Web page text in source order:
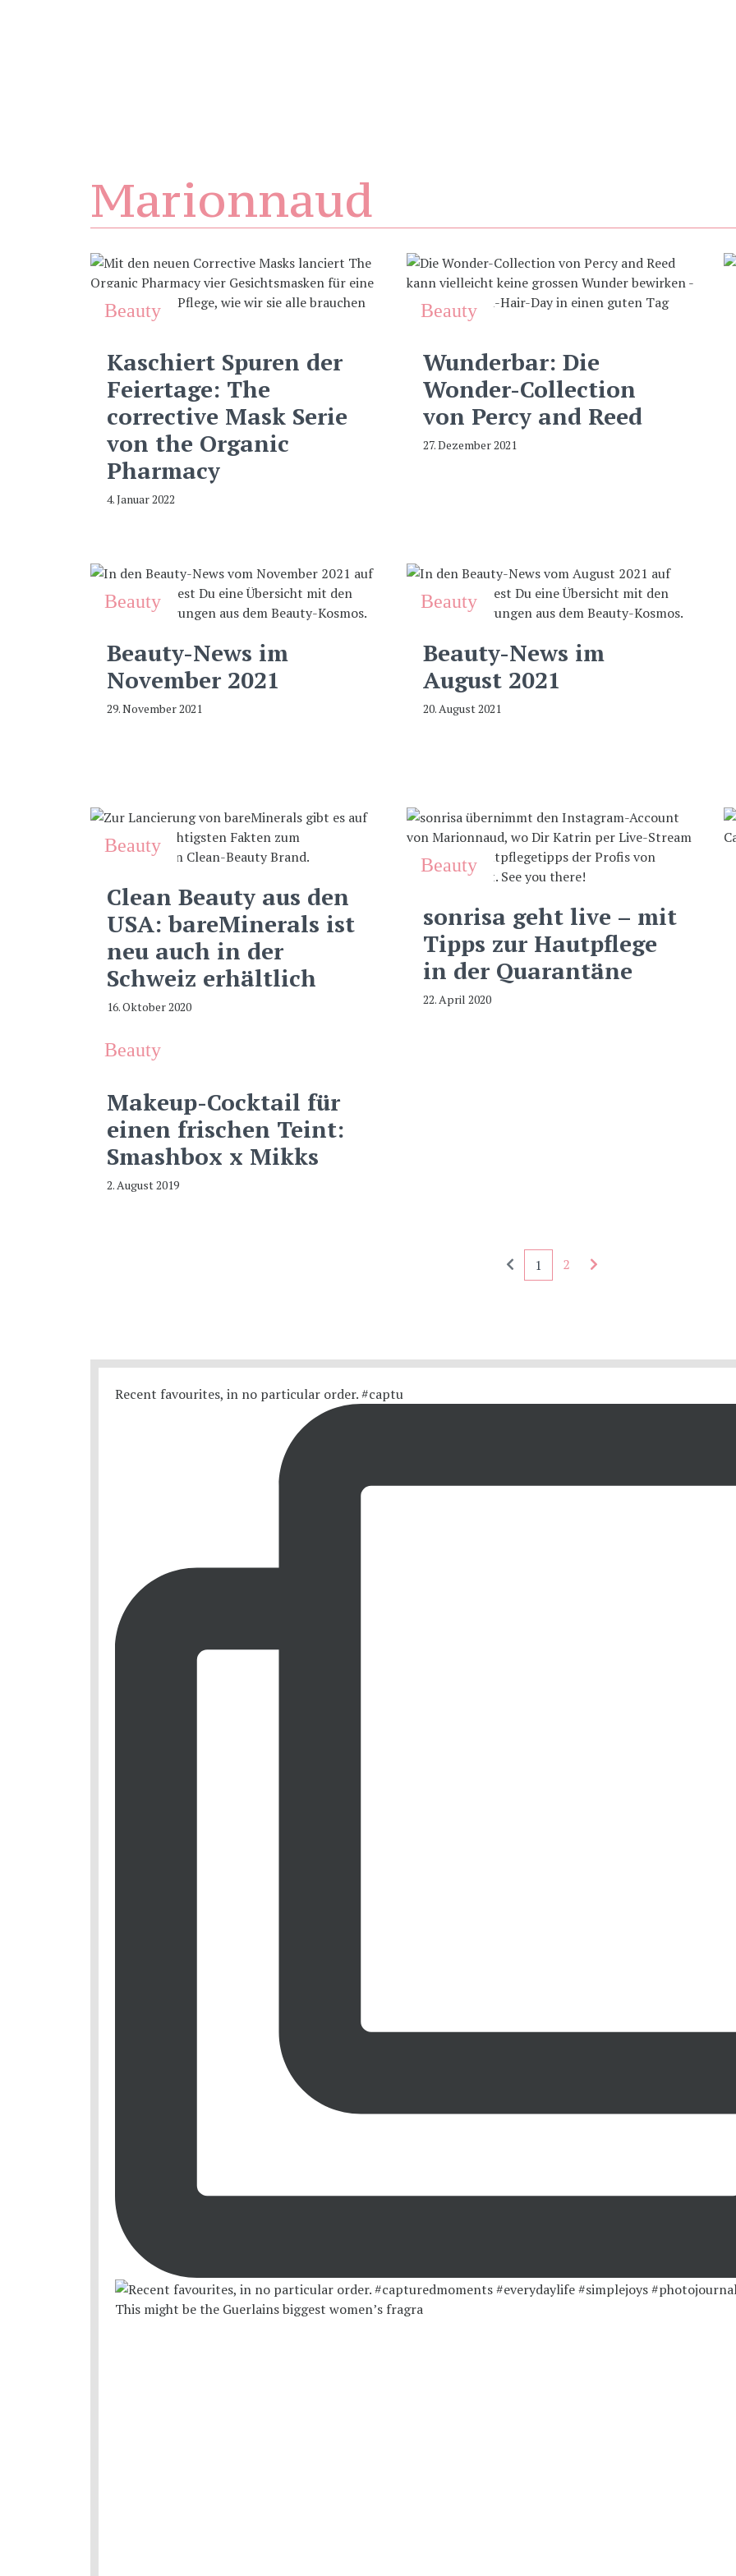
Marionnaud
Beauty
Kaschiert Spuren der
Feiertage: The
corrective Mask Serie
von the Organic
Pharmacy
4. Januar 2022
Beauty
Wunderbar: Die
Wonder-Collection
von Percy and Reed
27. Dezember 2021
Beauty
Beauty-News im
November 2021
29. November 2021
Beauty
Beauty-News im
August 2021
20. August 2021
Beauty
Clean Beauty aus den
USA: bareMinerals ist
neu auch in der
Schweiz erhältlich
16. Oktober 2020
Beauty
sonrisa geht live – mit
Tipps zur Hautpflege
in der Quarantäne
22. April 2020
Beauty
Makeup-Cocktail für
einen frischen Teint:
Smashbox x Mikks
2. August 2019
Seitennummerierung - rückwärts
1 2
Recent favourites, in no particular order. #captu
This might be the Guerlains biggest women’s fragra